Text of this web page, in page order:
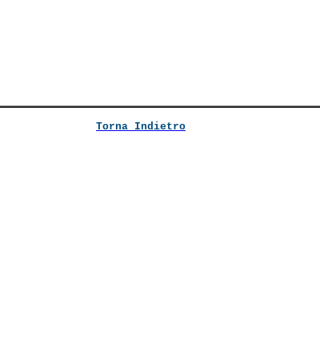
Torna Indietro